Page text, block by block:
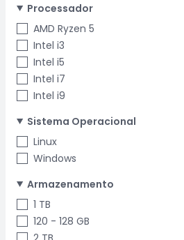
Processador
AMD Ryzen 5
Intel i3
Intel i5
Intel i7
Intel i9
Sistema Operacional
Linux
Windows
Armazenamento
1 TB
120 - 128 GB